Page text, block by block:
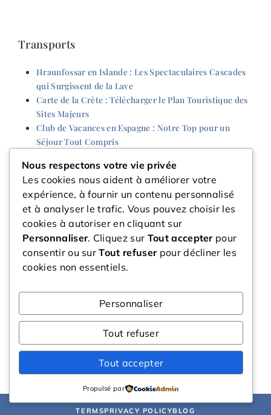
Transports
Hraunfossar en Islande : Les Spectaculaires Cascades
qui Surgissent de la Lave
Carte de la Crète : Télécharger le Plan Touristique des
Sites Majeurs
Club de Vacances en Espagne : Notre Top pour un
Séjour Tout Compris
Authentique
Visiter le Sud du Portugal : Les Plus Belles Plages et
Falaises de l’Algarve
Où se Trouve la Crète ? Situation sur la Carte du
Monde et Géographie
Circuit en Irlande : Itinéraire Idéal de Dublin au
Connemara
Décalage Horaire en Espagne : Ce qu’il faut Savoir sur
« Carte des Îles Grecques : Comment Choisir son
Archipel (Cyclades, Ioniennes…) »
Quelle Ville Visiter en Italie ? Le Top 10 des
Destinations Phares
TERMSPRIVACY POLICYBLOG
Nous respectons votre vie privée
Les cookies nous aident à améliorer votre
expérience, à fournir un contenu personnalisé
et à analyser le trafic. Vous pouvez choisir les
cookies à autoriser en cliquant sur
Personnaliser. Cliquez sur Tout accepterpour
consentir ou surTout refuserpour décliner les
cookies non essentiels.
Personnaliser
Tout refuser
Tout accepter
Propulsé par